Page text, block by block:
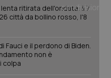
ritirata dell'ondata: il 7
città da bollino rosso, l'8
Fauci e il perdono di Biden.
non è
colpa
www.quotidianosanita.it